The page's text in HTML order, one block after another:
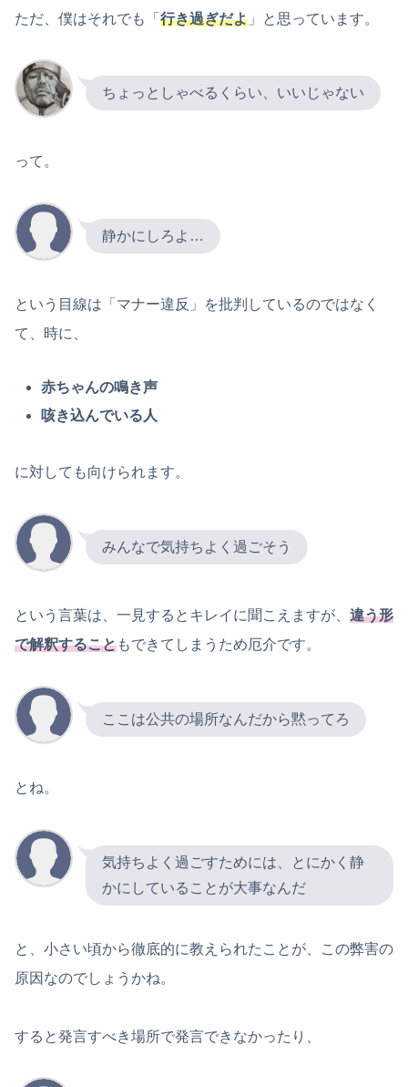
ただ、僕はそれでも「 行き過ぎだよ 」と思っています。
ちょっとしゃべるくらい、いいじゃない
って。
静かにしろよ…
という目線は「マナー違反」を批判しているのではなく
て、時に、
赤ちゃんの鳴き声
咳き込んでいる人
に対しても向けられます。
みんなで気持ちよく過ごそう
という言葉は、一見するとキレイに聞こえますが、 違う形
で解釈することもできてしまうため厄介です。
ここは公共の場所なんだから黙ってろ
とね。
気持ちよく過ごすためには、とにかく静
かにしていることが大事なんだ
と、小さい頃から徹底的に教えられたことが、この弊害の
原因なのでしょうかね。
すると発言すべき場所で発言できなかったり、